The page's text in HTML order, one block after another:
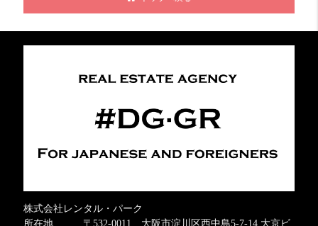
株式会社レンタル・パーク
所在地 〒532-0011 大阪市淀川区西中島5-7-14 大京ビ